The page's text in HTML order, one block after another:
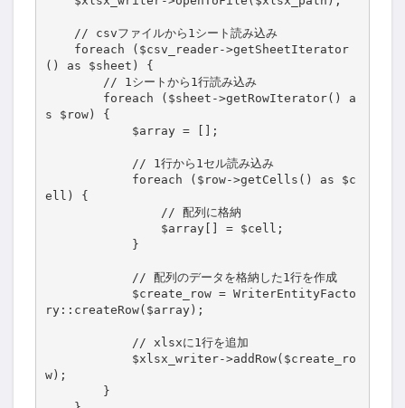
() as $sheet) {
s $row) {
ell) {
ry::createRow($array);
w);